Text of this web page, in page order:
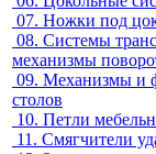
07. Ножки под
08. Системы
механизмы
09. Механизмы и
столов
10. Петли
11. Смягчители